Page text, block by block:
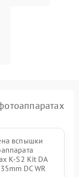
вспышки
K-S2 Kit DA
DC WR